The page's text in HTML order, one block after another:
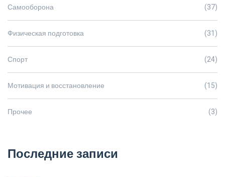
Самооборона (37)
Физическая подготовка (31)
Спорт (24)
Мотивация и восстановление (15)
Прочее (3)
Последние записи